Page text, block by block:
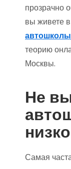
прозрачно
вы живете
автошколы
теорию
Москвы.
Не
Самая